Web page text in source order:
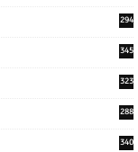
294
345
323
288
340